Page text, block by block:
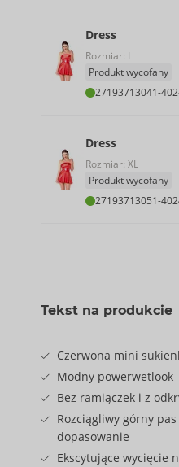
Dress
Rozmiar: L
Produkt wycofany
27193713041-
Dress
Rozmiar: XL
Produkt wycofany
27193713051-
Tekst na produkcie
Czerwona mini
Modny powerwetlook
Bez ramiączek i z
Rozciągliwy górny
dopasowanie
Ekscytujące wycięcie